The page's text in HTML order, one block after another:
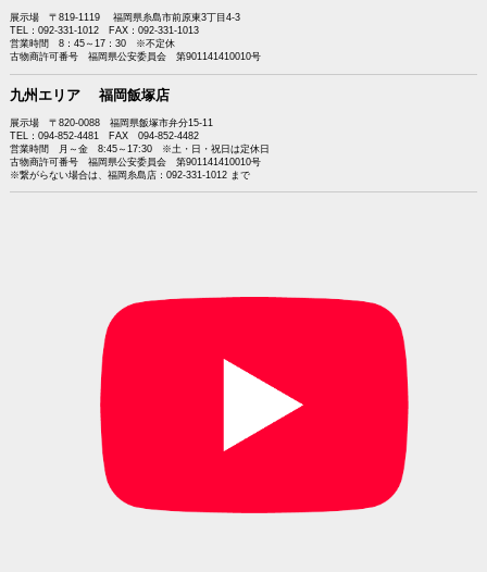
展示場 〒819-1119 福岡県糸島市前原東3丁目4-3
TEL：092-331-1012 FAX：092-331-1013
営業時間 8：45～17：30 ※不定休
古物商許可番号 福岡県公安委員会 第901141410010号
九州エリア 福岡飯塚店
展示場 〒820-0088 福岡県飯塚市弁分15-11
TEL：094-852-4481 FAX 094-852-4482
営業時間 月～金 8:45～17:30 ※土・日・祝日は定休日
古物商許可番号 福岡県公安委員会 第901141410010号
※繋がらない場合は、福岡糸島店：092-331-1012 まで